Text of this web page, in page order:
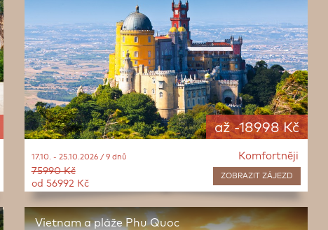
až -18998 Kč
Komfortněji
ZOBRAZITZÁJEZD
17.10. - 25.10.2026 / 9 dnů
75990 Kč
od 56992 Kč
Vietnam a pláže Phu Quoc